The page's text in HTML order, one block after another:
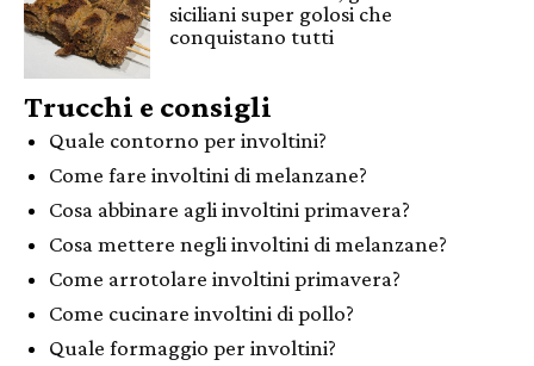
siciliani super golosi che
conquistano tutti
Trucchi e consigli
Quale contorno per involtini?
Come fare involtini di melanzane?
Cosa abbinare agli involtini primavera?
Cosa mettere negli involtini di melanzane?
Come arrotolare involtini primavera?
Come cucinare involtini di pollo?
Quale formaggio per involtini?